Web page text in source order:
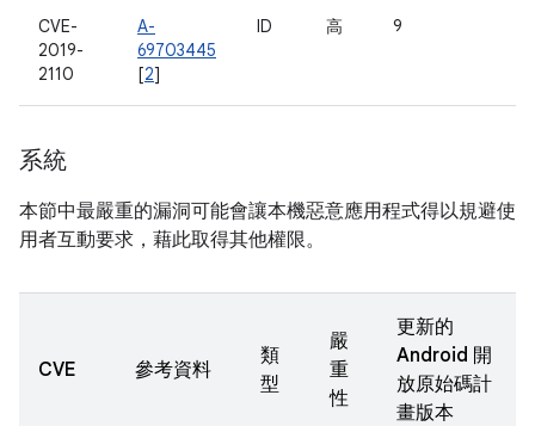
CVE-
2019-
2110
A-
69703445
[2]
ID 高 9
系統
本節中最嚴重的漏洞可能會讓本機惡意應用程式得以規避使
用者互動要求，藉此取得其他權限。
CVE 參考資料
類
型
嚴
重
性
更新的
Android 開
放原始碼計
畫版本